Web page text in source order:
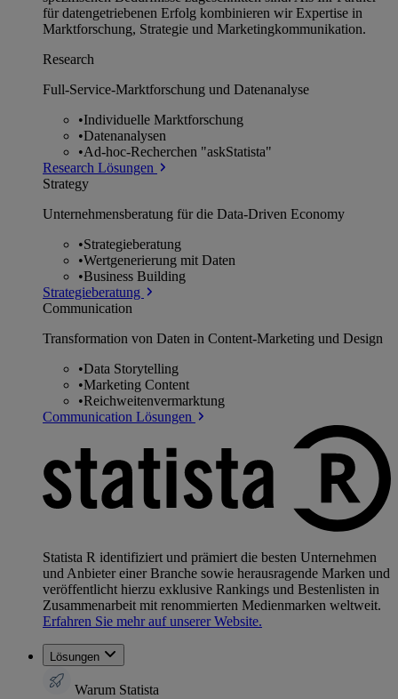
für datengetriebenen Erfolg kombinieren wir Expertise in
Marktforschung, Strategie und Marketingkommunikation.
Research
Full-Service-Marktforschung und Datenanalyse
•Individuelle Marktforschung
•Datenanalysen
•Ad-hoc-Recherchen "askStatista"
Research Lösungen
Strategy
Unternehmens­beratung für die Data-Driven Economy
•Strategieberatung
•Wertgenerierung mit Daten
•Business Building
Strategieberatung
Communication
Transformation von Daten in Content-Marketing und Design
•Data Storytelling
•Marketing Content
•Reichweitenvermarktung
Communication Lösungen
Statista R identifiziert und prämiert die besten Unternehmen
und Anbieter einer Branche sowie herausragende Marken und
veröffentlicht hierzu exklusive Rankings und Bestenlisten in
Zusammenarbeit mit renommierten Medienmarken weltweit.
Erfahren Sie mehr auf unserer Website.
Lösungen
Warum Statista